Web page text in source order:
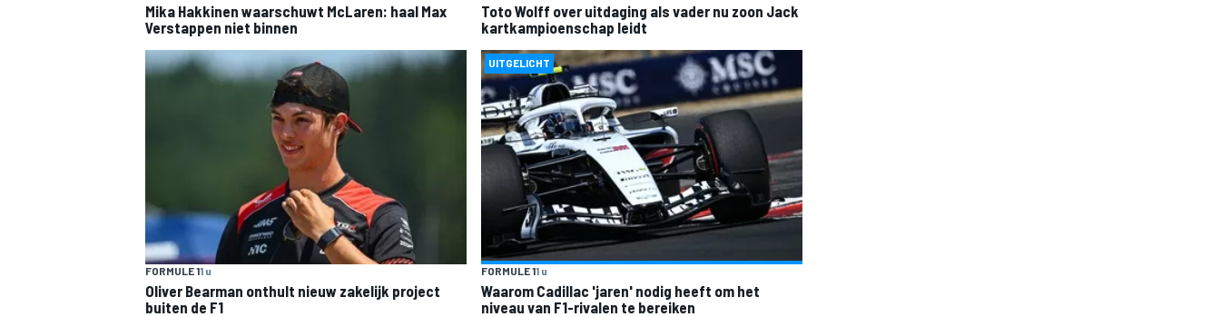
MEER RACEKLASSEN
Mika Hakkinen waarschuwt McLaren: haal Max
Verstappen niet binnen
Toto Wolff over uitdaging als vader nu zoon Jack
kartkampioenschap leidt
FORMULE 11 u
Oliver Bearman onthult nieuw zakelijk project
buiten de F1
UITGELICHT
FORMULE 11 u
Waarom Cadillac 'jaren' nodig heeft om het
niveau van F1-rivalen te bereiken